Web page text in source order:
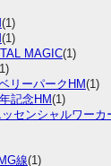
(1)
(1)
MAGIC(1)
リーパークHM(1)
記念HM(1)
センシャルワーカ
線(1)